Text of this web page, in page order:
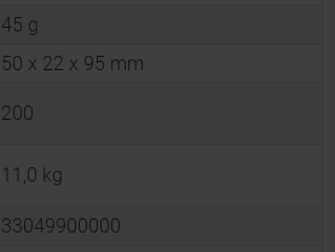
45 g
50 x 22 x 95 mm
200
11,0 kg
33049900000